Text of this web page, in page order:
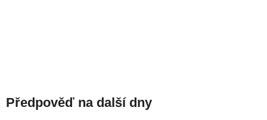
Předpověď na další dny